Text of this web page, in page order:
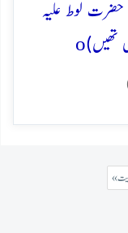
حضرت لوط علیہ
تھیں)o
آیت